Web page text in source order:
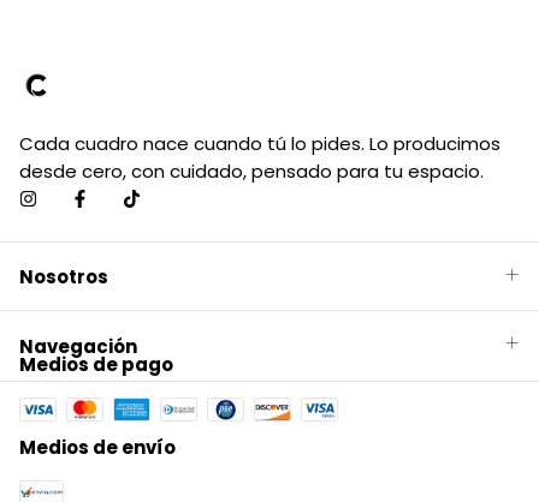
Cada cuadro nace cuando tú lo pides. Lo producimos
desde cero, con cuidado, pensado para tu espacio.
Nosotros
Navegación
Medios de pago
Medios de envío